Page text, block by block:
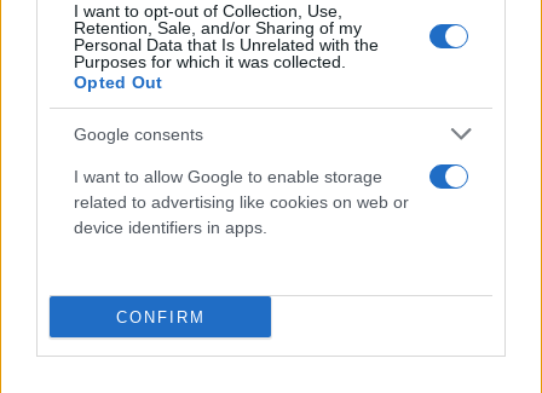
I want to opt-out of Collection, Use,
Retention, Sale, and/or Sharing of my
Personal Data that Is Unrelated with the
Purposes for which it was collected.
Opted Out
Google consents
I want to allow Google to enable storage
related to advertising like cookies on web or
device identifiers in apps.
CONFIRM